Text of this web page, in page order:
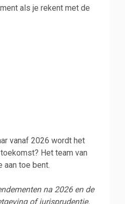
als je rekent met de
vanaf 2026 wordt het
Het team van
aan toe bent.
na 2026 en de
of jurisprudentie.